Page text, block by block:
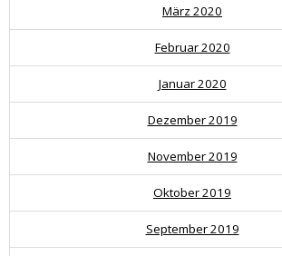
März 2020
Februar 2020
Januar 2020
Dezember 2019
November 2019
Oktober 2019
September 2019